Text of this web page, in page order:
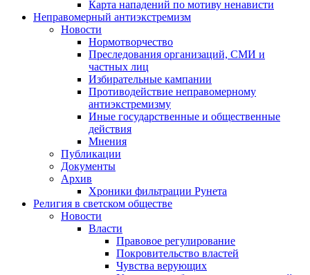
Карта нападений по мотиву ненависти
Неправомерный антиэкстремизм
Новости
Нормотворчество
Преследования организаций, СМИ и
частных лиц
Избирательные кампании
Противодействие неправомерному
антиэкстремизму
Иные государственные и общественные
действия
Мнения
Публикации
Документы
Архив
Хроники фильтрации Рунета
Религия в светском обществе
Новости
Власти
Правовое регулирование
Покровительство властей
Чувства верующих